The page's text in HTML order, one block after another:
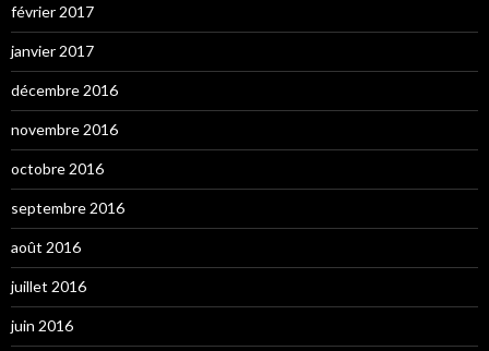
février 2017
janvier 2017
décembre 2016
novembre 2016
octobre 2016
septembre 2016
août 2016
juillet 2016
juin 2016